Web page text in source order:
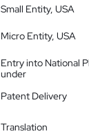
Small Entity, USA
Micro Entity, USA
Entry into National
under
Patent Delivery
Translation